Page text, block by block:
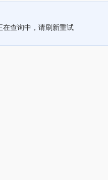
在查询中，请刷新重试